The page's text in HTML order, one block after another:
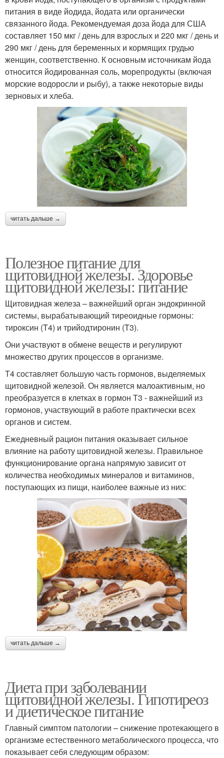
питания в виде йодида, йодата или органически
связанного йода. Рекомендуемая доза йода для США
составляет 150 мкг / день для взрослых и 220 мкг / день и
290 мкг / день для беременных и кормящих грудью
женщин, соответственно. К основным источникам йода
относится йодированная соль, морепродукты (включая
морские водоросли и рыбу), а также некоторые виды
зерновых и хлеба.
читать дальше →
Полезное питание для
щитовидной железы. Здоровье
щитовидной железы: питание
Щитовидная железа – важнейший орган эндокринной
системы, вырабатывающий тиреоидные гормоны:
тироксин (T4) и трийодтиронин (T3).
Они участвуют в обмене веществ и регулируют
множество других процессов в организме.
Т4 составляет большую часть гормонов, выделяемых
щитовидной железой. Он является малоактивным, но
преобразуется в клетках в гормон Т3 - важнейший из
гормонов, участвующий в работе практически всех
органов и систем.
Ежедневный рацион питания оказывает сильное
влияние на работу щитовидной железы. Правильное
функционирование органа напрямую зависит от
количества необходимых минералов и витаминов,
поступающих из пищи, наиболее важные из них:
читать дальше →
Диета при заболевании
щитовидной железы. Гипотиреоз
и диетическое питание
Главный симптом патологии – снижение протекающего в
организме естественного метаболического процесса, что
показывает себя следующим образом: